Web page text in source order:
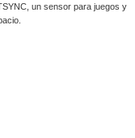
un sensor para juegos y